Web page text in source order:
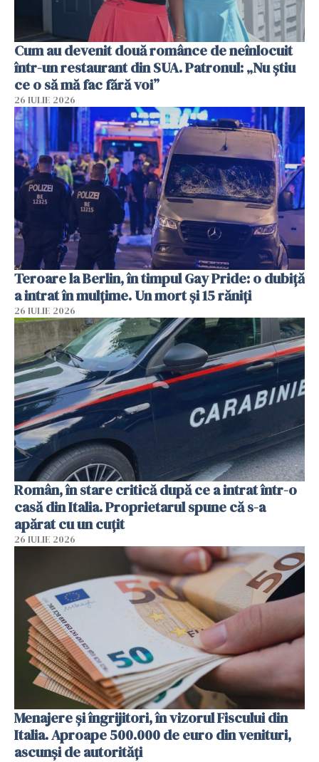
Cum au devenit două românce de neînlocuit
într-un restaurant din SUA. Patronul: „Nu știu
ce o să mă fac fără voi”
26 IULIE 2026
Teroare la Berlin, în timpul Gay Pride: o dubiță
a intrat în mulțime. Un mort și 15 răniți
26 IULIE 2026
Român, în stare critică după ce a intrat într-o
casă din Italia. Proprietarul spune că s-a
apărat cu un cuțit
26 IULIE 2026
Menajere și îngrijitori, în vizorul Fiscului din
Italia. Aproape 500.000 de euro din venituri,
ascunși de autorități